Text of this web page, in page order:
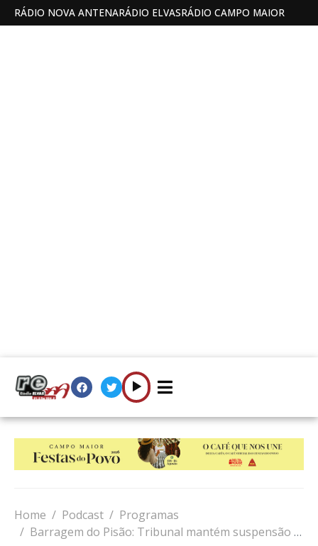
RÁDIO NOVA ANTENARÁDIO ELVASRÁDIO CAMPO MAIOR
Home Podcast
Programas
Barragem do Pisão: Tribunal mantém suspensão ambiental do projeto